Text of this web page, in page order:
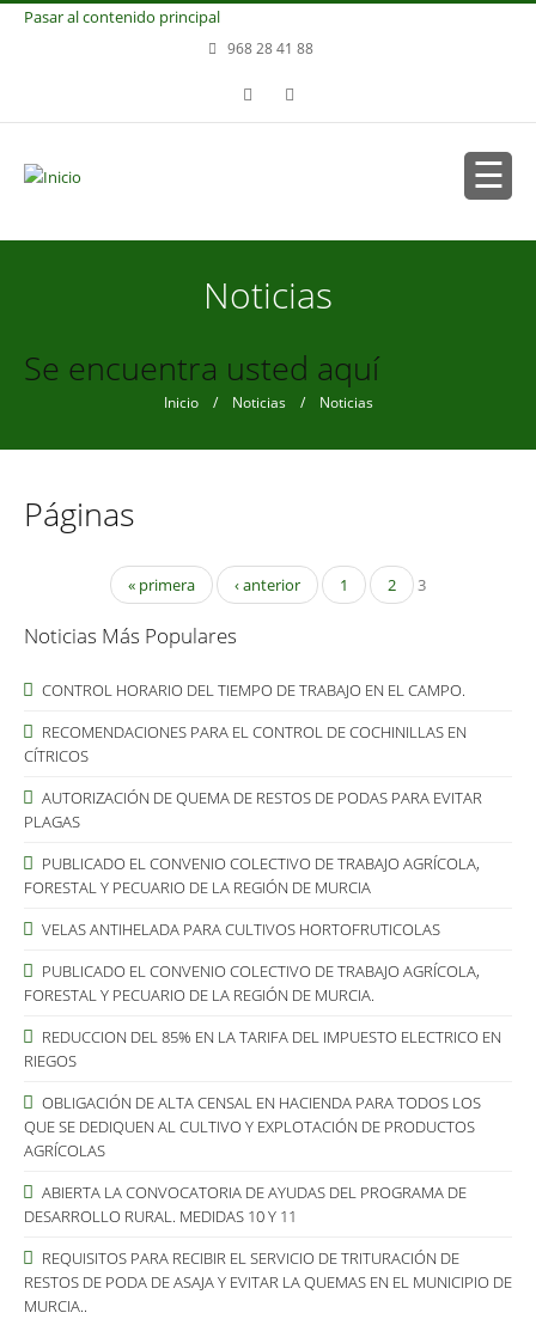
Pasar al contenido principal
968 28 41 88
Noticias
Se encuentra usted aquí
Inicio/ Noticias/ Noticias
Páginas
« primera ‹ anterior 1 2 3
Noticias Más Populares
CONTROL HORARIO DEL TIEMPO DE TRABAJO EN EL CAMPO.
RECOMENDACIONES PARA EL CONTROL DE COCHINILLAS EN
CÍTRICOS
AUTORIZACIÓN DE QUEMA DE RESTOS DE PODAS PARA EVITAR
PLAGAS
PUBLICADO EL CONVENIO COLECTIVO DE TRABAJO AGRÍCOLA,
FORESTAL Y PECUARIO DE LA REGIÓN DE MURCIA
VELAS ANTIHELADA PARA CULTIVOS HORTOFRUTICOLAS
PUBLICADO EL CONVENIO COLECTIVO DE TRABAJO AGRÍCOLA,
FORESTAL Y PECUARIO DE LA REGIÓN DE MURCIA.
REDUCCION DEL 85% EN LA TARIFA DEL IMPUESTO ELECTRICO EN
RIEGOS
OBLIGACIÓN DE ALTA CENSAL EN HACIENDA PARA TODOS LOS
QUE SE DEDIQUEN AL CULTIVO Y EXPLOTACIÓN DE PRODUCTOS
AGRÍCOLAS
ABIERTA LA CONVOCATORIA DE AYUDAS DEL PROGRAMA DE
DESARROLLO RURAL. MEDIDAS 10 Y 11
REQUISITOS PARA RECIBIR EL SERVICIO DE TRITURACIÓN DE
RESTOS DE PODA DE ASAJA Y EVITAR LA QUEMAS EN EL MUNICIPIO DE
MURCIA..